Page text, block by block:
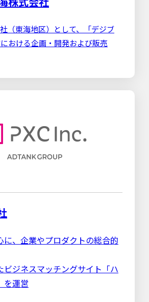
（東海地区）として、「デジブ
おける企画・開発および販売
に、企業やプロダクトの総合的
ビジネスマッチングサイト「ハ
を運営